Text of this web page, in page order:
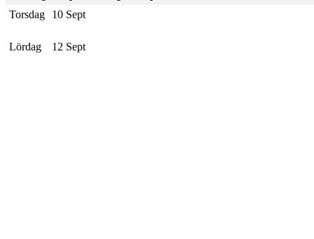
Torsdag
10 Sept
Lördag 12 Sept